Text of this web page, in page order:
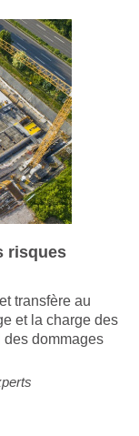
risques
transfère au
et la charge des
des dommages